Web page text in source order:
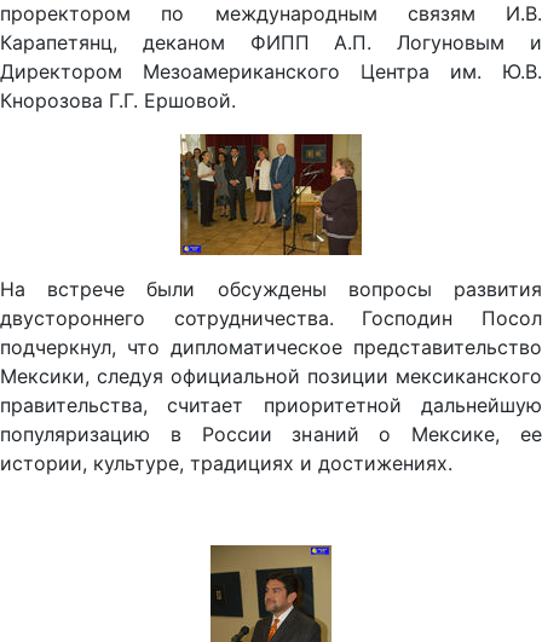
проректором по международным связям И.В.
Карапетянц, деканом ФИПП А.П. Логуновым и
Директором Мезоамериканского Центра им. Ю.В.
Кнорозова Г.Г. Ершовой.
На встрече были обсуждены вопросы развития
двустороннего сотрудничества. Господин Посол
подчеркнул, что дипломатическое представительство
Мексики, следуя официальной позиции мексиканского
правительства, считает приоритетной дальнейшую
популяризацию в России знаний о Мексике, ее
истории, культуре, традициях и достижениях.